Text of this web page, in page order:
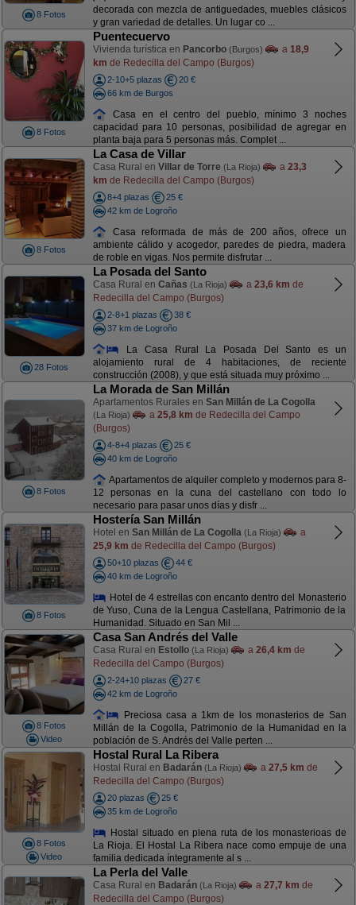
8 Fotos
decorada con mezcla de antiguedades, muebles clásicos
y gran variedad de detalles. Un lugar co ...
8 Fotos
Puentecuervo
Vivienda turística en Pancorbo (Burgos) a 18,9
km de Redecilla del Campo (Burgos)
2-10+5 plazas
20 €
66 km de Burgos
Casa en el centro del pueblo, mínimo 3 noches
capacidad para 10 personas, posibilidad de agregar en
planta baja para 5 personas más. Complet ...
8 Fotos
La Casa de Villar
Casa Rural en Villar de Torre (La Rioja) a 23,3
km de Redecilla del Campo (Burgos)
8+4 plazas
25 €
42 km de Logroño
Casa reformada de más de 200 años, ofrece un
ambiente cálido y acogedor, paredes de piedra, madera
de roble en vigas. Nos permite disfrutar ...
28 Fotos
La Posada del Santo
Casa Rural en Cañas (La Rioja) a 23,6 km de
Redecilla del Campo (Burgos)
2-8+1 plazas
38 €
37 km de Logroño
La Casa Rural La Posada Del Santo es un
alojamiento rural de 4 habitaciones, de reciente
construcción (2008), y que está situada muy próximo ...
8 Fotos
La Morada de San Millán
Apartamentos Rurales en San Millán de La Cogolla
(La Rioja) a 25,8 km de Redecilla del Campo
(Burgos)
4-8+4 plazas
25 €
40 km de Logroño
Apartamentos de alquiler completo y modernos para 8-
12 personas en la cuna del castellano con todo lo
necesario para pasar unos días y disfr ...
8 Fotos
Hostería San Millán
Hotel en San Millán de La Cogolla (La Rioja)
a
25,9 km de Redecilla del Campo (Burgos)
50+10 plazas
44 €
40 km de Logroño
Hotel de 4 estrellas con encanto dentro del Monasterio
de Yuso, Cuna de la Lengua Castellana, Patrimonio de la
Humanidad. Situado en San Mil ...
8 Fotos
Video
Casa San Andrés del Valle
Casa Rural en Estollo (La Rioja) a 26,4 km de
Redecilla del Campo (Burgos)
2-24+10 plazas
27 €
42 km de Logroño
Preciosa casa a 1km de los monasterios de San
Millán de la Cogolla, Patrimonio de la Humanidad en la
población de S. Andrés del Valle perten ...
8 Fotos
Video
Hostal Rural La Ribera
Hostal Rural en Badarán (La Rioja) a 27,5 km de
Redecilla del Campo (Burgos)
20 plazas
25 €
35 km de Logroño
Hostal situado en plena ruta de los monasterioas de
La Rioja. El Hostal La Ribera nace como empuje de una
familia dedicada íntegramente al s ...
La Perla del Valle
Casa Rural en Badarán (La Rioja) a 27,7 km de
Redecilla del Campo (Burgos)